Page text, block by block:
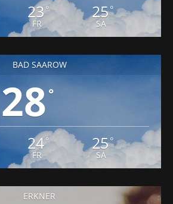
23°
FR
25°
SA
BAD SAAROW
28 °
24°
FR
25°
SA
ERKNER